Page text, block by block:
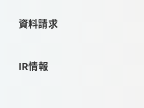
資料請求
IR情報